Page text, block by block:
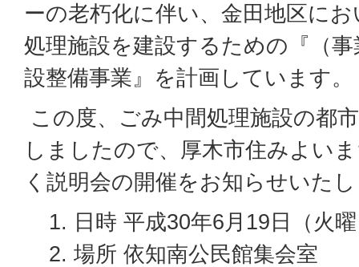
ーの老朽化に伴い、金田地区に
処理施設を建設するための『（
設整備事業』を計画しています。
この度、ごみ中間処理施設の都
しましたので、厚木市住みよい
く説明会の開催をお知らせいた
日時 平成30年6月19日（火
場所 依知南公民館集会室